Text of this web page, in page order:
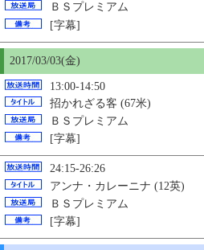
ＢＳプレミアム
[字幕]
2017/03/03(金)
13:00-14:50
招かれざる客 (67米)
ＢＳプレミアム
[字幕]
24:15-26:26
アンナ・カレーニナ (12英)
ＢＳプレミアム
[字幕]